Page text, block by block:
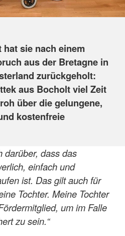
hat sie nach einem
aus der Bretagne in
zurückgeholt:
aus Bocholt viel Zeit
über die gelungene,
kostenfreie
darüber, dass das
einfach und
ist. Das gilt auch für
Tochter. Meine Tochter
um im Falle
zu sein.“